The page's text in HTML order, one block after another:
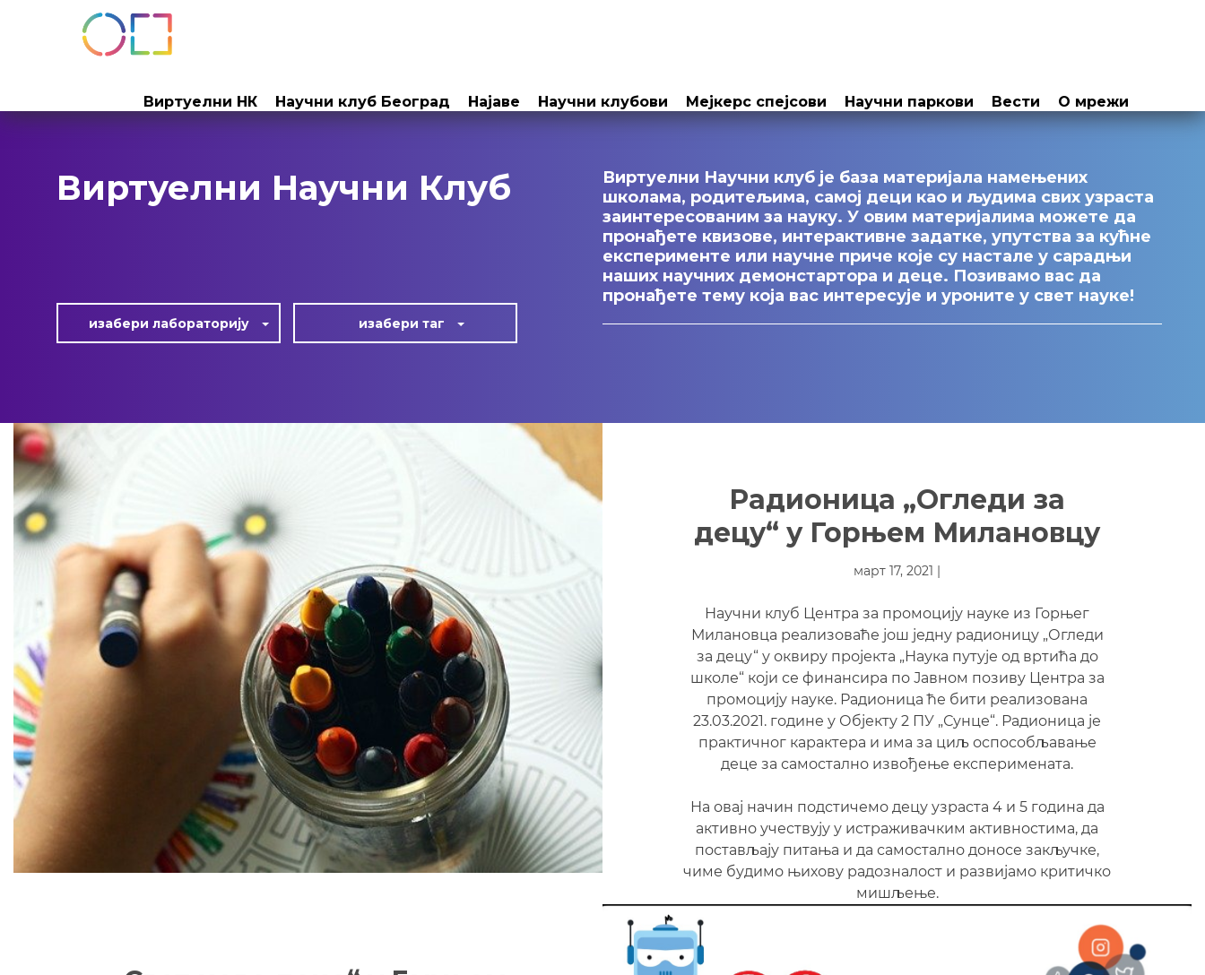
на
садржај
Виртуелни НК Научни клуб Београд Најаве Научни клубови Мејкерс спејсови Научни паркови Вести О мрежи
Виртуелни Научни Клуб
изабери лабoраторију изабери таг
Виртуелни Научни клуб је база материјала намењених
школама, родитељима, самој деци као и људима свих узраста
заинтересованим за науку. У овим материјалима можете да
пронађете квизове, интерактивне задатке, упутства за кућне
експерименте или научне приче које су настале у сарадњи
наших научних демонстартора и деце. Позивамо вас да
пронађете тему која вас интересује и уроните у свет науке!
Радионица „Огледи за
децу“ у Горњем Милановцу
март 17, 2021 |
Научни клуб Центра за промоцију науке из Горњег
Милановца реализоваће још једну радионицу „Огледи
за децу“ у оквиру пројекта „Наука путује од вртића до
школе“ који се финансира по Јавном позиву Центра за
промоцију науке. Радионица ће бити реализована
23.03.2021. године у Објекту 2 ПУ „Сунце“. Радионица је
практичног карактера и има за циљ оспособљавање
деце за самостално извођење експеримената.
На овај начин подстичемо децу узраста 4 и 5 година да
активно учествују у истраживачким активностима, да
постављају питања и да самостално доносе закључке,
чиме будимо њихову радозналост и развијамо критичко
мишљење.